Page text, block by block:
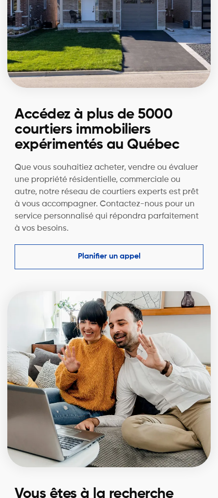
Accédez à plus de 5000
courtiers immobiliers
expérimentés au Québec
Que vous souhaitiez acheter, vendre ou évaluer
une propriété résidentielle, commerciale ou
autre, notre réseau de courtiers experts est prêt
à vous accompagner. Contactez-nous pour un
service personnalisé qui répondra parfaitement
à vos besoins.
Planifier un appel
Vous êtes à la recherche